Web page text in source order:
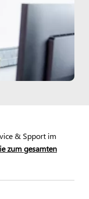
& Spport im
zum gesamten